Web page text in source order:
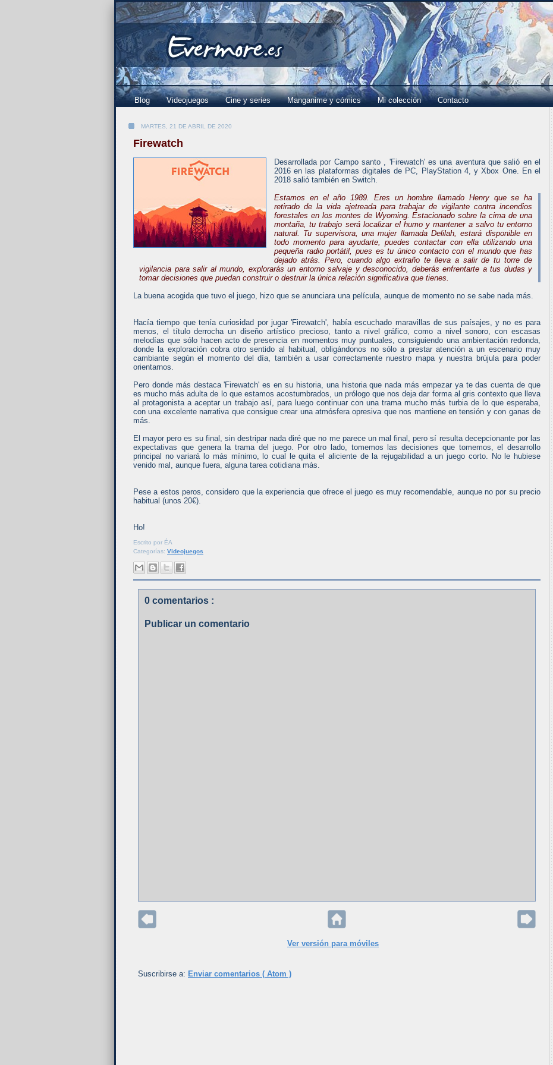
Blog Videojuegos Cine y series Manganime y cómics Mi colección Contacto
MARTES, 21 DE ABRIL DE 2020
Firewatch
Desarrollada por Campo santo , 'Firewatch' es una aventura que salió en el
2016 en las plataformas digitales de PC, PlayStation 4, y Xbox One. En el
2018 salió también en Switch.
Estamos en el año 1989. Eres un hombre llamado Henry que se ha
retirado de la vida ajetreada para trabajar de vigilante contra incendios
forestales en los montes de Wyoming. Estacionado sobre la cima de una
montaña, tu trabajo será localizar el humo y mantener a salvo tu entorno
natural. Tu supervisora, una mujer llamada Delilah, estará disponible en
todo momento para ayudarte, puedes contactar con ella utilizando una
pequeña radio portátil, pues es tu único contacto con el mundo que has
dejado atrás. Pero, cuando algo extraño te lleva a salir de tu torre de
vigilancia para salir al mundo, explorarás un entorno salvaje y desconocido, deberás enfrentarte a tus dudas y
tomar decisiones que puedan construir o destruir la única relación significativa que tienes.
La buena acogida que tuvo el juego, hizo que se anunciara una película, aunque de momento no se sabe nada más.
Hacía tiempo que tenía curiosidad por jugar 'Firewatch', había escuchado maravillas de sus paísajes, y no es para
menos, el título derrocha un diseño artístico precioso, tanto a nivel gráfico, como a nivel sonoro, con escasas
melodías que sólo hacen acto de presencia en momentos muy puntuales, consiguiendo una ambientación redonda,
donde la exploración cobra otro sentido al habitual, obligándonos no sólo a prestar atención a un escenario muy
cambiante según el momento del día, también a usar correctamente nuestro mapa y nuestra brújula para poder
orientarnos.
Pero donde más destaca 'Firewatch' es en su historia, una historia que nada más empezar ya te das cuenta de que
es mucho más adulta de lo que estamos acostumbrados, un prólogo que nos deja dar forma al gris contexto que lleva
al protagonista a aceptar un trabajo así, para luego continuar con una trama mucho más turbia de lo que esperaba,
con una excelente narrativa que consigue crear una atmósfera opresiva que nos mantiene en tensión y con ganas de
más.
El mayor pero es su final, sin destripar nada diré que no me parece un mal final, pero sí resulta decepcionante por las
expectativas que genera la trama del juego. Por otro lado, tomemos las decisiones que tomemos, el desarrollo
principal no variará lo más mínimo, lo cual le quita el aliciente de la rejugabilidad a un juego corto. No le hubiese
venido mal, aunque fuera, alguna tarea cotidiana más.
Pese a estos peros, considero que la experiencia que ofrece el juego es muy recomendable, aunque no por su precio
habitual (unos 20€).
Ho!
Escrito por ÉA
Categorías: Videojuegos
0 comentarios :
Publicar un comentario
Ver versión para móviles
Suscribirse a: Enviar comentarios ( Atom )